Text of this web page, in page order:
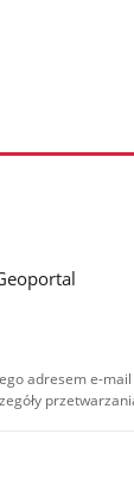
adresem e-